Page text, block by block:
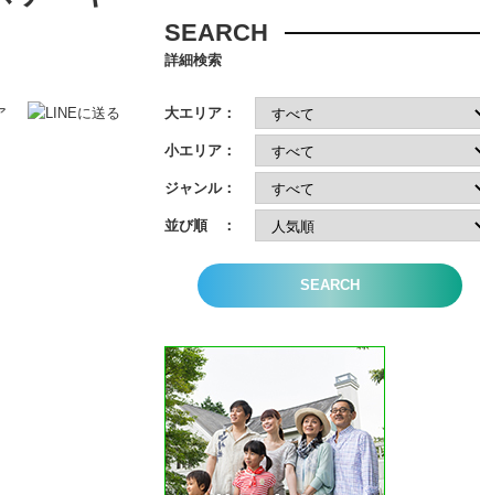
SEARCH
詳細検索
大エリア：
小エリア：
ジャンル：
並び順 ：
SEARCH